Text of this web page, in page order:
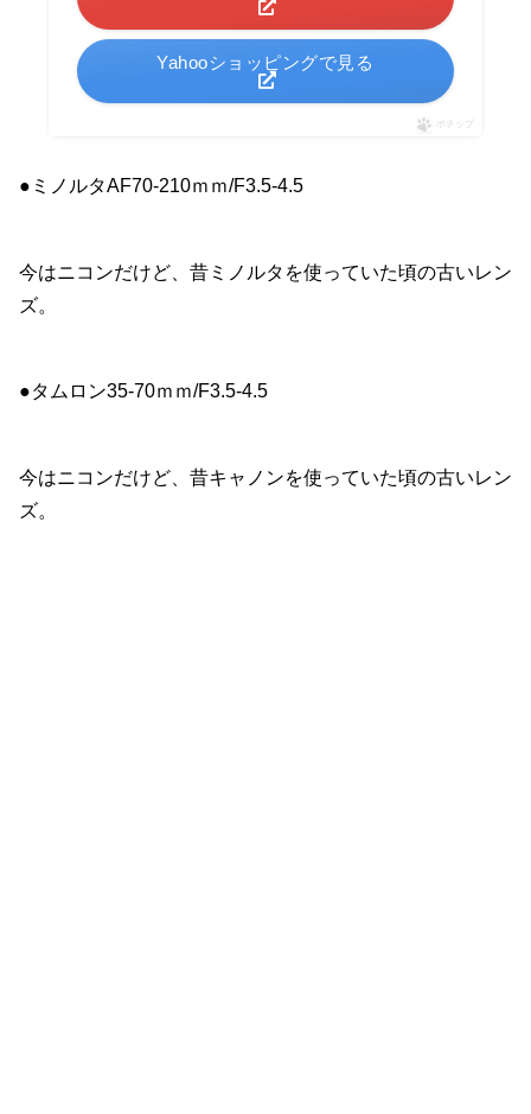
Yahooショッピングで見る
ポチップ
●ミノルタAF70-210ｍｍ/F3.5-4.5
今はニコンだけど、昔ミノルタを使っていた頃の古いレン
ズ。
●タムロン35-70ｍｍ/F3.5-4.5
今はニコンだけど、昔キャノンを使っていた頃の古いレン
ズ。